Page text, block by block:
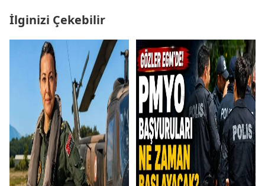
İlginizi Çekebilir